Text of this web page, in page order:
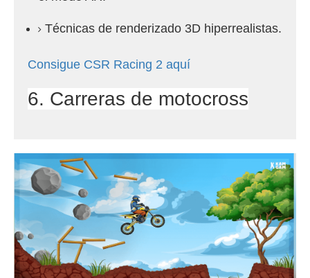
Técnicas de renderizado 3D hiperrealistas.
Consigue CSR Racing 2 aquí
6. Carreras de motocross